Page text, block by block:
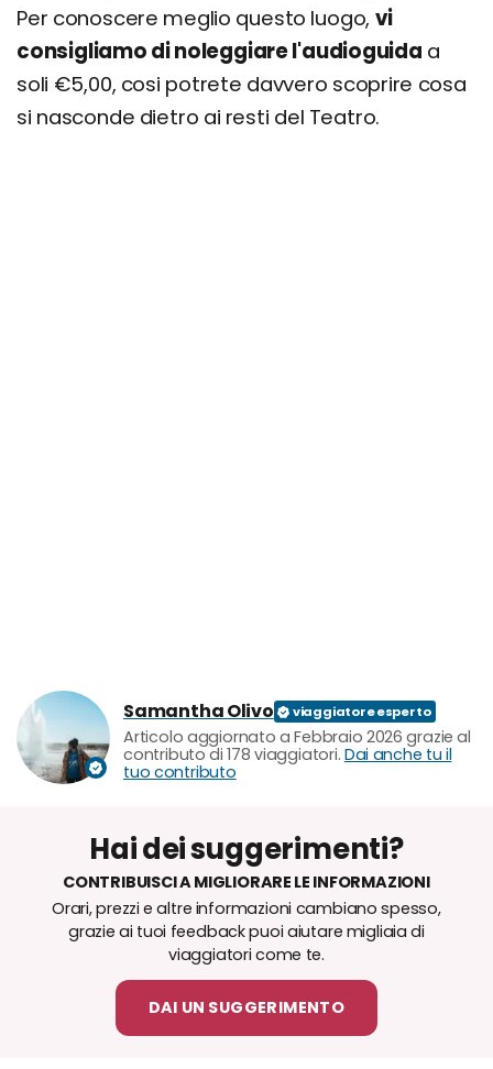
Per conoscere meglio questo luogo, vi
consigliamo di noleggiare l'audioguida a
soli €5,00, cosi potrete davvero scoprire cosa
si nasconde dietro ai resti del Teatro.
Samantha Olivo
Articolo aggiornato a Febbraio 2026 grazie al
contributo di 178 viaggiatori. Dai anche tu il
tuo contributo
Hai dei suggerimenti?
CONTRIBUISCI A MIGLIORARE LE INFORMAZIONI
Orari, prezzi e altre informazioni cambiano spesso,
grazie ai tuoi feedback puoi aiutare migliaia di
viaggiatori come te.
DAI UN SUGGERIMENTO